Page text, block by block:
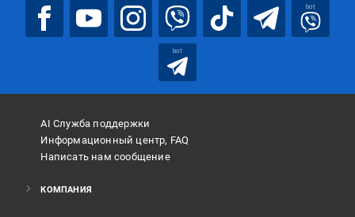
bot
bot
AI Служба поддержки
Информационный центр, FAQ
Написать нам сообщение
КОМПАНИЯ